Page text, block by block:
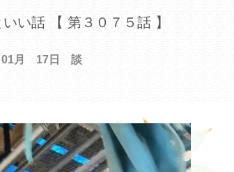
い話 【 第３０７５話 】
月 17日 談